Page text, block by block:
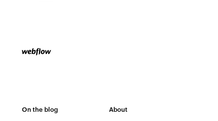
On the blog About